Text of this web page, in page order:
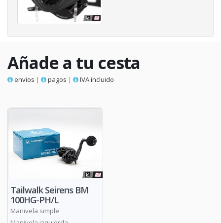
Añade a tu cesta
envios | pagos | IVA incluido
Tailwalk Seirens BM
100HG-PH/L
Manivela simple